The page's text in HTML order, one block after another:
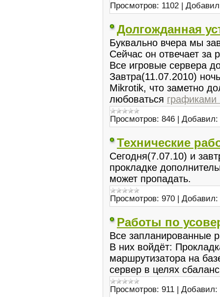
Просмотров: 1102 |
Долгожданная
Буквально вчера мы
Сейчас он отвечает за
Все игровые сервера
Завтра(11.07.2010)
Mikrotik, что заметно
любоваться графиками
Просмотров: 846 | Добавил:
Технические
Сегодня(7.07.10) и
прокладке
может пропадать.
Просмотров: 970 | Добавил:
Работы по
Все запланированные
В них войдёт:
маршрутизатора на
сервер в целях
Просмотров: 911 | Добавил: